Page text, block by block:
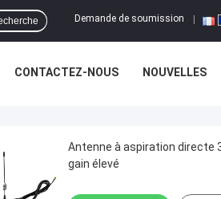
Demande de soumission
CONTACTEZ-NOUS NOUVELLES
Antenne à aspiration directe
gain élevé